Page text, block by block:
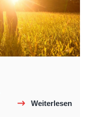
Weiterlesen